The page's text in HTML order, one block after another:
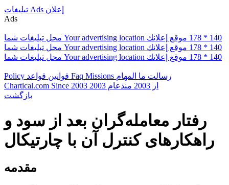
تبلیغات Ads إعلان
Ads
محل تبلیغات شما Your advertising location موقع إعلانك 178 * 140
محل تبلیغات شما Your advertising location موقع إعلانك 178 * 140
محل تبلیغات شما Your advertising location موقع إعلانك 178 * 140
Policy قوانین قواعد Faq Missions رسالت ما المهام
Chartical.com Since 2003 از 2003
منذعام 2003
بازگشت
رفتار معامله‌گران بعد از سود و
راهکارهای کنترل آن با چارتیکال
مقدمه